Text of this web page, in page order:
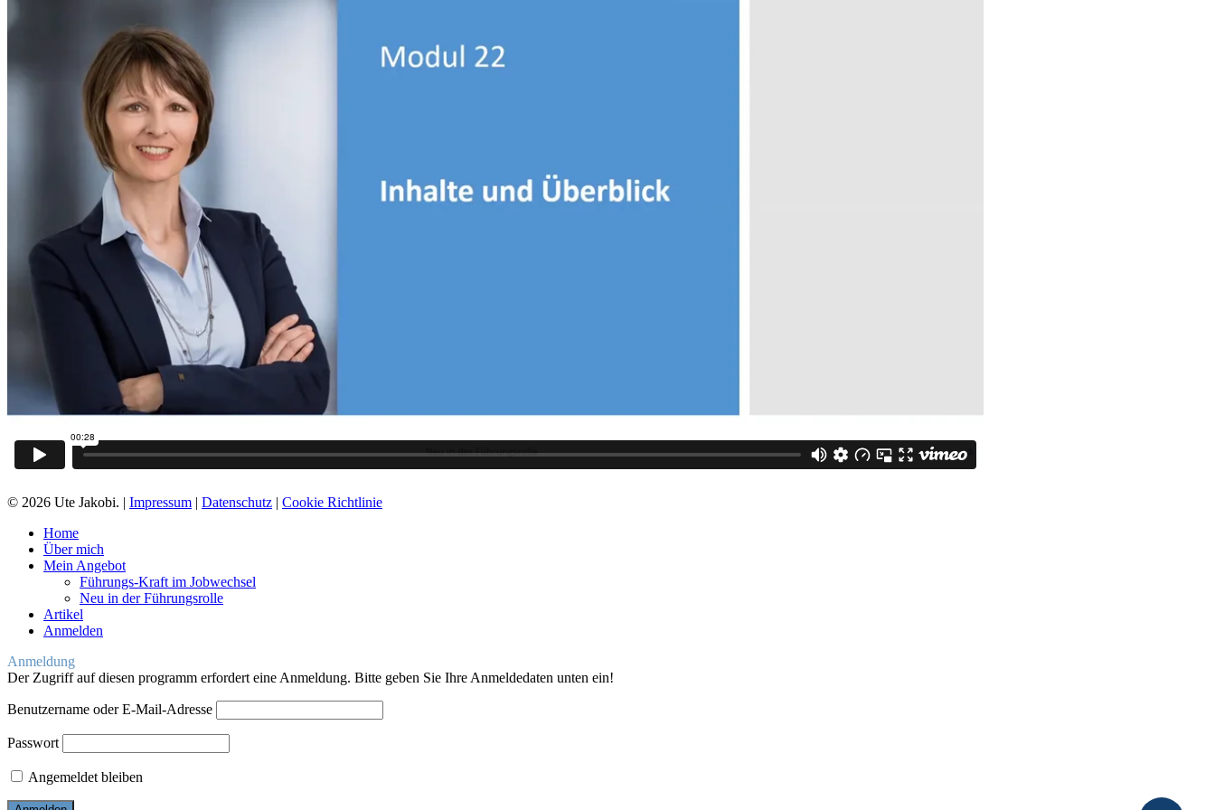
© 2026 Ute Jakobi. | Impressum | Datenschutz | Cookie Richtlinie
Close
Menu
Home
Über mich
Mein Angebot
Führungs-Kraft im Jobwechsel
Neu in der Führungsrolle
Artikel
Anmelden
Anmeldung
Der Zugriff auf diesen programm erfordert eine Anmeldung. Bitte geben Sie Ihre Anmeldedaten unten ein!
Benutzername oder E-Mail-Adresse
Passwort
Angemeldet bleiben